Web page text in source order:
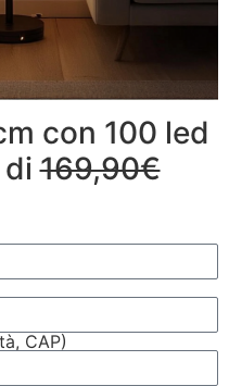
con 100 led
di169,90€
CAP)